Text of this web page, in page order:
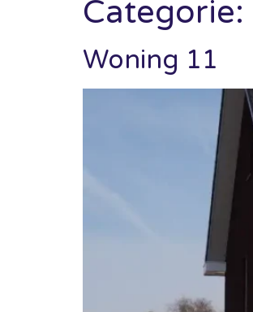
Categorie:
Woning 11